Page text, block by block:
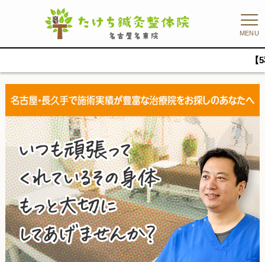
MENU
【5秒でご案内】症状